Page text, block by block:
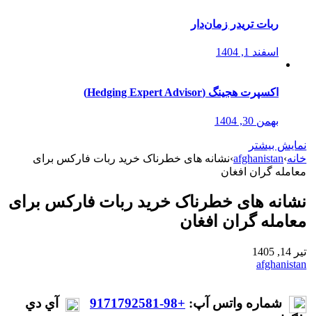
ربات تریدر زمان‌دار
اسفند 1, 1404
اکسپرت هجینگ (Hedging Expert Advisor)
بهمن 30, 1404
نمایش بیشتر
خانه›
afghanistan
›نشانه های خطرناک خرید ربات فارکس برای
معامله گران افغان
نشانه های خطرناک خرید ربات فارکس برای
معامله گران افغان
تیر 14, 1405
afghanistan
شماره واتس آپ: +98-9171792581
آي دي